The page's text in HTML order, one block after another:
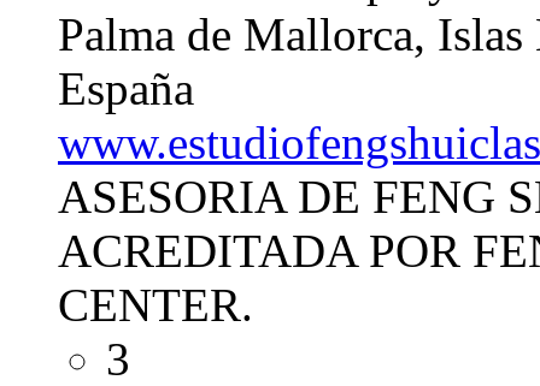
Palma de Mallorca, Islas
España
ASESORIA DE FENG
ACREDITADA POR
CENTER.
3